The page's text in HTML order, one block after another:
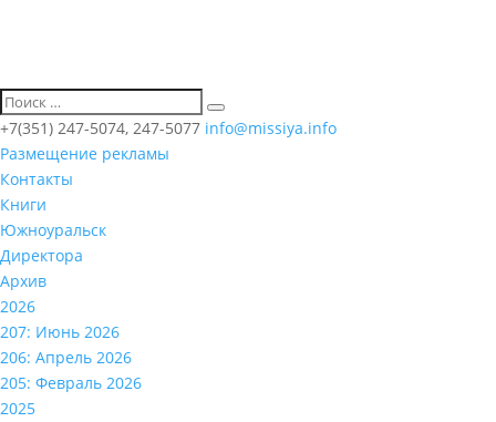
+7(351) 247-5074, 247-5077 info@missiya.info
Размещение рекламы
Контакты
Книги
Южноуральск
Директора
Архив
2026
207: Июнь 2026
206: Апрель 2026
205: Февраль 2026
2025